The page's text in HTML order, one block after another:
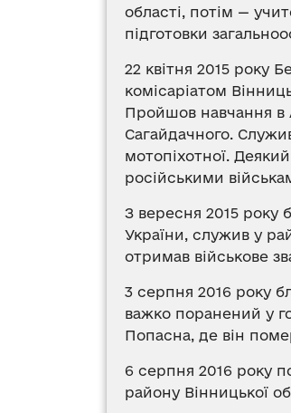
області, потім —
підготовки
22 квітня 2015 року
комісаріатом
Пройшов навчання в
Сагайдачного.
мотопіхотної.
російськими
З вересня 2015 року
України, служив у
отримав військове
3 серпня 2016 року
важко поранений у
Попасна, де він
6 серпня 2016 року
району Вінницької